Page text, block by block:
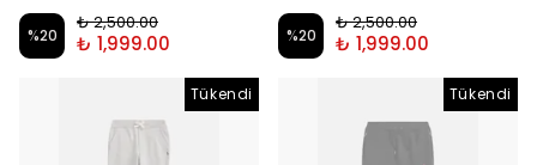
%20
₺ 2,500.00
₺ 1,999.00 %20
₺ 2,500.00
₺ 1,999.00
Tükendi Tükendi